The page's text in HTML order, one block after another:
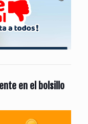
en el bolsillo